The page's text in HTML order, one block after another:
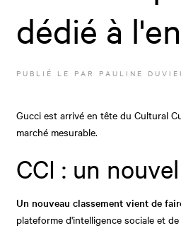
dédié à
PUBLIÉ LE PAR PAULINE
Gucci est arrivé en tête du Cultural
marché mesurable.
CCI : un
Un nouveau classement vient de
plateforme d'intelligence sociale et